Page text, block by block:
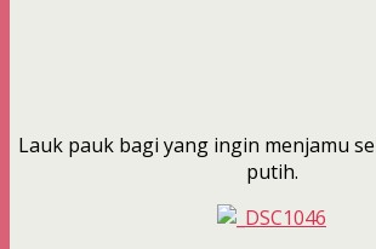
Lauk pauk bagi yang ingin menjamu
putih.